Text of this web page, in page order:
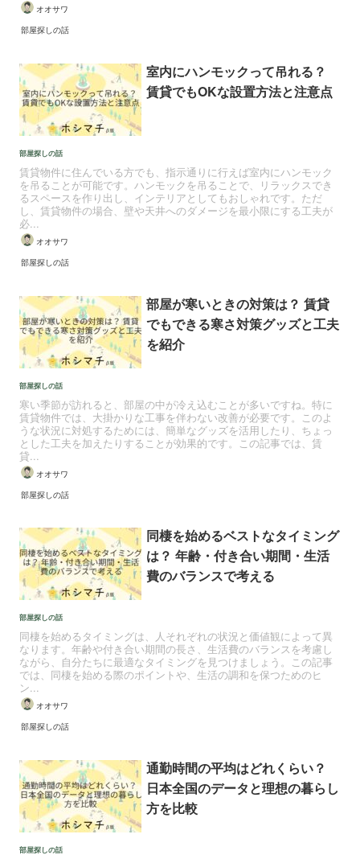
オオサワ
部屋探しの話
部屋探しの話
室内にハンモックって吊れる？
賃貸でもOKな設置方法と注意点
賃貸物件に住んでいる方でも、指示通りに行えば室内にハンモック
を吊ることが可能です。ハンモックを吊ることで、リラックスでき
るスペースを作り出し、インテリアとしてもおしゃれです。ただ
し、賃貸物件の場合、壁や天井へのダメージを最小限にする工夫が
必...
オオサワ
部屋探しの話
部屋探しの話
部屋が寒いときの対策は？ 賃貸
でもできる寒さ対策グッズと工夫
を紹介
寒い季節が訪れると、部屋の中が冷え込むことが多いですね。特に
賃貸物件では、大掛かりな工事を伴わない改善が必要です。このよ
うな状況に対処するためには、簡単なグッズを活用したり、ちょっ
とした工夫を加えたりすることが効果的です。この記事では、賃
貸...
オオサワ
部屋探しの話
部屋探しの話
同棲を始めるベストなタイミング
は？ 年齢・付き合い期間・生活
費のバランスで考える
同棲を始めるタイミングは、人それぞれの状況と価値観によって異
なります。年齢や付き合い期間の長さ、生活費のバランスを考慮し
ながら、自分たちに最適なタイミングを見つけましょう。この記事
では、同棲を始める際のポイントや、生活の調和を保つためのヒ
ン...
オオサワ
部屋探しの話
部屋探しの話
通勤時間の平均はどれくらい？
日本全国のデータと理想の暮らし
方を比較